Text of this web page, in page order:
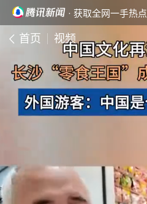
· 获取全网一手热点
首页 视频